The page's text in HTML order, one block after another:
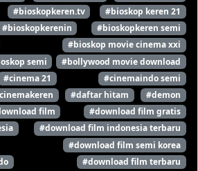
#bioskopkeren.tv
#bioskop keren 21
#bioskopkerenin
#bioskopkeren semi
#bioskop movie cinema xxi
semi
#bollywood movie download
#cinema 21
#cinemaindo semi
#daftar hitam
#demon
film
#download film gratis
#download film indonesia terbaru
#download film semi korea
#download film terbaru